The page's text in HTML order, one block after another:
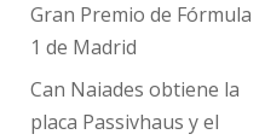
Gran Premio de Fórmula
1 de Madrid
Can Naiades obtiene la
placa Passivhaus y el